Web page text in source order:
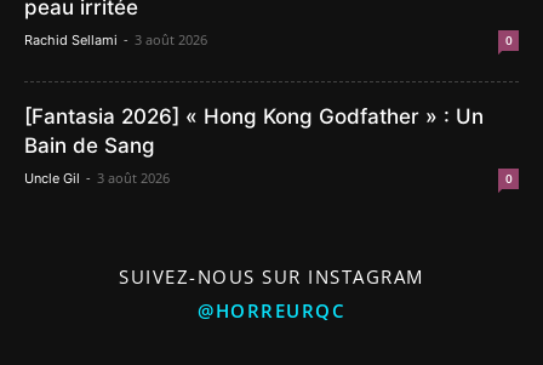
peau irritée
Rachid Sellami - 3 août 2026 0
[Fantasia 2026] « Hong Kong Godfather » : Un
Bain de Sang
Uncle Gil - 3 août 2026 0
SUIVEZ-NOUS SUR INSTAGRAM
@HORREURQC